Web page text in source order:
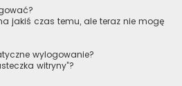
jakiś czas temu, ale teraz nie mogę
wylogowanie?
witryny”?